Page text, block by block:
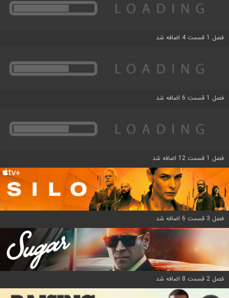
فصل 1 قسمت 4 اضافه شد
فصل 1 قسمت 6 اضافه شد
فصل 1 قسمت 12 اضافه شد
فصل 3 قسمت 6 اضافه شد
فصل 2 قسمت 8 اضافه شد